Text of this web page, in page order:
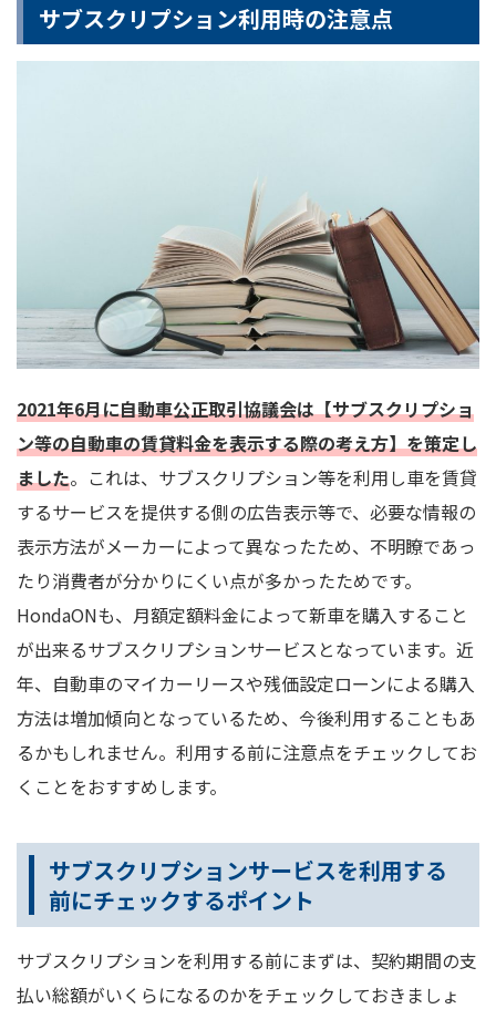
サブスクリプション利用時の注意点
2021年6月に自動車公正取引協議会は【サブスクリプショ
ン等の自動車の賃貸料金を表示する際の考え方】を策定し
ました。これは、サブスクリプション等を利用し車を賃貸
するサービスを提供する側の広告表示等で、必要な情報の
表示方法がメーカーによって異なったため、不明瞭であっ
たり消費者が分かりにくい点が多かったためです。
HondaONも、月額定額料金によって新車を購入すること
が出来るサブスクリプションサービスとなっています。近
年、自動車のマイカーリースや残価設定ローンによる購入
方法は増加傾向となっているため、今後利用することもあ
るかもしれません。利用する前に注意点をチェックしてお
くことをおすすめします。
サブスクリプションサービスを利用する
前にチェックするポイント
サブスクリプションを利用する前にまずは、契約期間の支
払い総額がいくらになるのかをチェックしておきましょ